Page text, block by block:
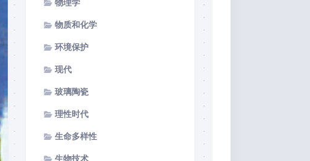
物理学
物质和化学
环境保护
现代
玻璃陶瓷
理性时代
生命多样性
生物技术